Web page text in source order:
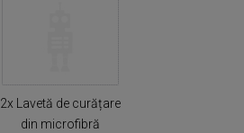
2x Lavetă de curățare
din microfibră